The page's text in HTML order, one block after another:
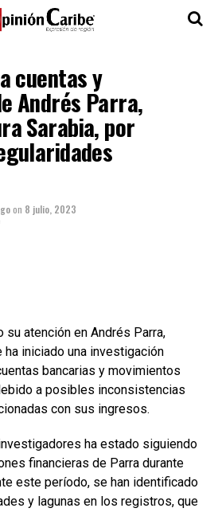
cuentas y
Andrés Parra,
Sarabia, por
on 8 julio, 2023
su atención en Andrés Parra,
iniciado una investigación
bancarias y movimientos
a posibles inconsistencias
con sus ingresos.
ha estado siguiendo
financieras de Parra durante
este período, se han identificado
y lagunas en los registros, que